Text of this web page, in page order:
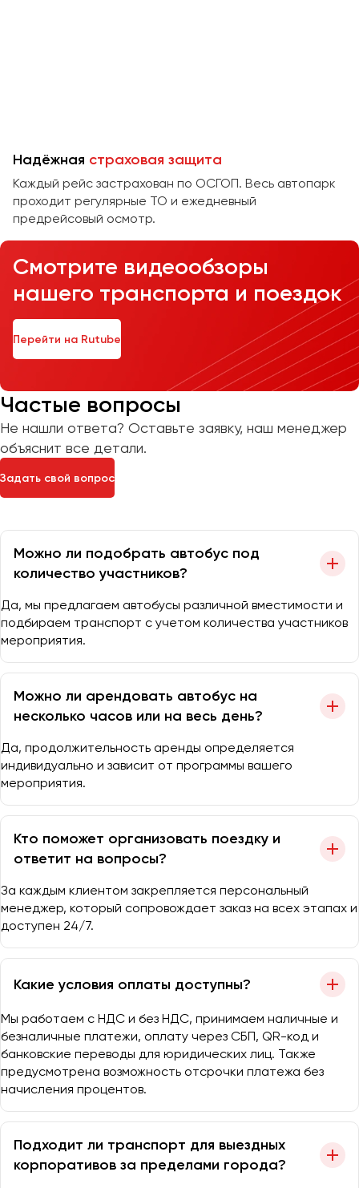
Надёжная страховая защита
Каждый рейс застрахован по ОСГОП. Весь автопарк
проходит регулярные ТО и ежедневный
предрейсовый осмотр.
Смотрите видеообзоры
нашего транспорта и поездок
Перейти на Rutube
Частые вопросы
Не нашли ответа? Оставьте заявку, наш менеджер
объяснит все детали.
Задать свой вопрос
Можно ли подобрать автобус под
количество участников?
Да, мы предлагаем автобусы различной вместимости и
подбираем транспорт с учетом количества участников
мероприятия.
Можно ли арендовать автобус на
несколько часов или на весь день?
Да, продолжительность аренды определяется
индивидуально и зависит от программы вашего
мероприятия.
Кто поможет организовать поездку и
ответит на вопросы?
За каждым клиентом закрепляется персональный
менеджер, который сопровождает заказ на всех этапах и
доступен 24/7.
Какие условия оплаты доступны?
Мы работаем с НДС и без НДС, принимаем наличные и
безналичные платежи, оплату через СБП, QR-код и
банковские переводы для юридических лиц. Также
предусмотрена возможность отсрочки платежа без
начисления процентов.
Подходит ли транспорт для выездных
корпоративов за пределами города?